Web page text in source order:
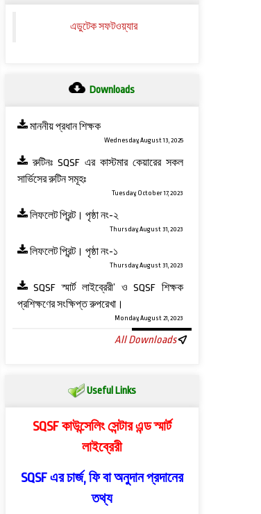
এডুটেক সফটওয়্যার
Downloads
মাননীয় প্রধান শিক্ষক
Wednesday, August 13, 2025
রুটিনঃ SQSF এর কাস্টমার কেয়ারের সকল
সার্ভিসের রুটিন সমূহঃ
Tuesday, October 17, 2023
লিফলেট প্রিন্ট। পৃষ্ঠা নং-২
Thursday, August 31, 2023
লিফলেট প্রিন্ট। পৃষ্ঠা নং-১
Thursday, August 31, 2023
SQSF স্মার্ট লাইব্রেরী’ ও ‍SQSF শিক্ষক
প্রশিক্ষণের সংক্ষিপ্ত রুপরেখা।
Monday, August 21, 2023
All Downloads
Useful Links
SQSF কাউন্সেলিং সেন্টার এন্ড স্মার্ট
লাইব্রেরী
SQSF এর চার্জ, ফি বা অনুদান প্রদানের
তথ্য